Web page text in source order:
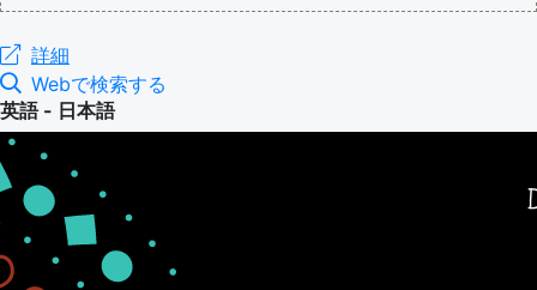
詳細
Webで検索する
英語 - 日本語